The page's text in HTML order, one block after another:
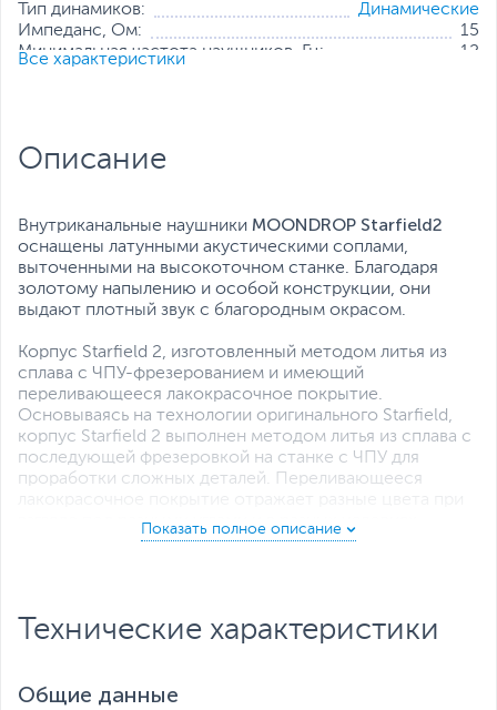
Тип динамиков:
Динамические
Импеданс, Ом:
15
Минимальная частота наушников, Гц:
12
Все характеристики
Все характеристики
Описание
Внутриканальные наушники MOONDROP Starfield2
оснащены латунными акустическими соплами,
выточенными на высокоточном станке. Благодаря
золотому напылению и особой конструкции, они
выдают плотный звук с благородным окрасом.
Корпус Starfield 2, изготовленный методом литья из
сплава с ЧПУ-фрезерованием и имеющий
переливающееся лакокрасочное покрытие.
Основываясь на технологии оригинального Starfield,
корпус Starfield 2 выполнен методом литья из сплава с
последующей фрезеровкой на станке с ЧПУ для
проработки сложных деталей. Переливающееся
взгляде под разными углами и в разных условиях
освещения, создавая потрясающий эффект,
станке с ЧПУ. Сопло Starfield 2 состоит из отдельной
детали из латуни, изготовленной на станке с ЧПУ, с
высокую точность и плотность, а значит, и прекрасное
Технические характеристики
Общие данные